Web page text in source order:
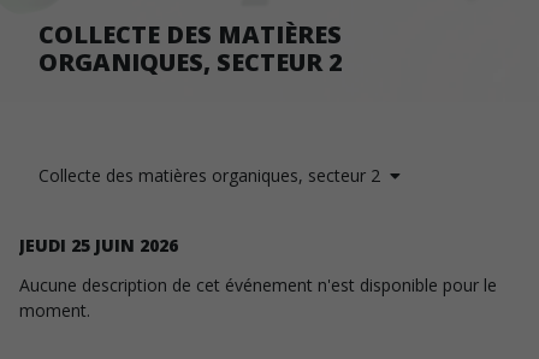
COLLECTE DES MATIÈRES
ORGANIQUES, SECTEUR 2
Collecte des matières organiques, secteur 2
JEUDI 25 JUIN 2026
Aucune description de cet événement n'est disponible pour le
moment.